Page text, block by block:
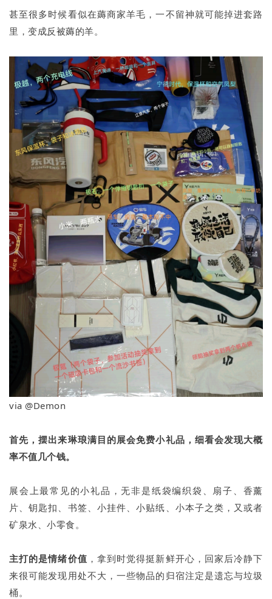
甚至很多时候看似在薅商家羊毛，一不留神就可能掉进套路
里，变成反被薅的羊。
via @Demon
首先，摆出来琳琅满目的展会免费小礼品，细看会发现大概
率不值几个钱。
展会上最常见的小礼品，无非是纸袋编织袋、扇子、香薰
片、钥匙扣、书签、小挂件、小贴纸、小本子之类，又或者
矿泉水、小零食。
主打的是情绪价值 ，拿到时觉得挺新鲜开心，回家后冷静下
来很可能发现用处不大，一些物品的归宿注定是遗忘与垃圾
桶。